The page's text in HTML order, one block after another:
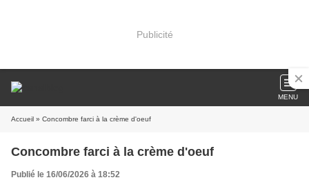
Publicité
MENU
Accueil » Concombre farci à la crème d'oeuf
Concombre farci à la crème d'oeuf
Publié le 16/06/2026 à 18:52